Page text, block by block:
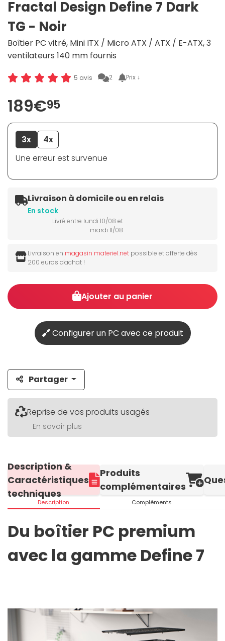
Fractal Design Define 7 Dark
TG - Noir
Boîtier PC vitré, Mini ITX / Micro ATX / ATX / E-ATX, 3
ventilateurs 140 mm fournis
5 avis 2 Prix ↓
189€95
3x
4x
Une erreur est survenue
Livraison à domicile ou en relais
En stock
Livré entre lundi 10/08 et
mardi 11/08
Livraison en magasin materiel.net possible et offerte dès
200 euros d'achat !
Ajouter au panier
Configurer un PC avec ce produit
Partager
Reprise de vos produits usagés
En savoir plus
Description &
Caractéristiques
techniques
Description
Produits
complémentaires
Compléments
Du boîtier PC premium
avec la gamme Define 7